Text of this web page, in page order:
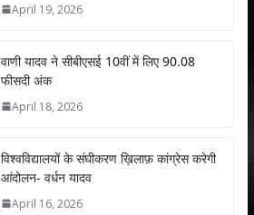
April 19, 2026
वाणी यादव ने सीबीएसई 10वीं में लिए 90.08
फीसदी अंक
April 18, 2026
विश्वविद्यालयों के संघीकरण ख़िलाफ़ कांग्रेस करेगी
आंदोलन- वर्धन यादव
April 16, 2026